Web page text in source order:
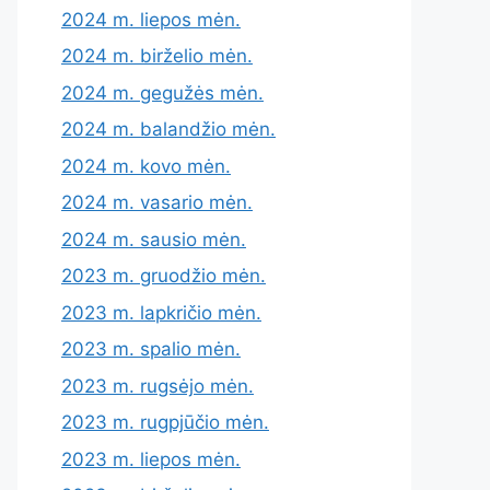
2024 m. liepos mėn.
2024 m. birželio mėn.
2024 m. gegužės mėn.
2024 m. balandžio mėn.
2024 m. kovo mėn.
2024 m. vasario mėn.
2024 m. sausio mėn.
2023 m. gruodžio mėn.
2023 m. lapkričio mėn.
2023 m. spalio mėn.
2023 m. rugsėjo mėn.
2023 m. rugpjūčio mėn.
2023 m. liepos mėn.